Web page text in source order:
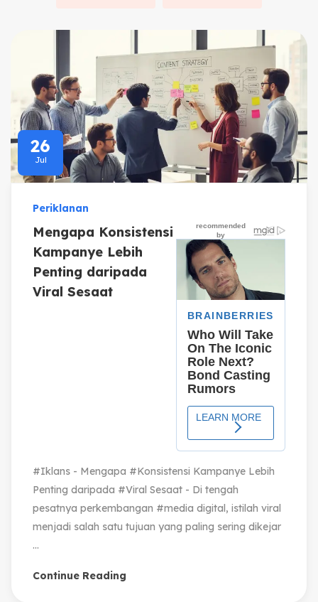
26
Jul
Periklanan
Mengapa Konsistensi
Kampanye Lebih
Penting daripada
Viral Sesaat
#Iklans - Mengapa #Konsistensi Kampanye Lebih
Penting daripada #Viral Sesaat - Di tengah
pesatnya perkembangan #media digital, istilah viral
menjadi salah satu tujuan yang paling sering dikejar
...
Continue Reading